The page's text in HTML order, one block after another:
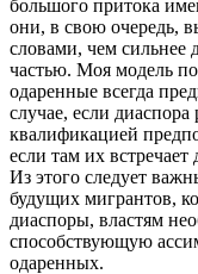
большого притока
они, в свою очередь,
словами, чем сильнее
частью. Моя модель
одаренные всегда
случае, если
квалификацией
если там их встречает
Из этого следует
будущих мигрантов,
диаспоры, властям
способствующую
одаренных.